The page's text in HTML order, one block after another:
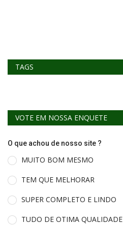
TAGS
VOTE EM NOSSA ENQUETE
O que achou de nosso site ?
MUITO BOM MESMO
TEM QUE MELHORAR
SUPER COMPLETO E LINDO
TUDO DE OTIMA QUALIDADE